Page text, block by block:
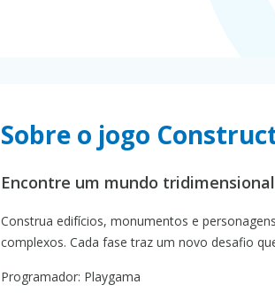
Sobre o jogo
Encontre um mundo
Construa edifícios, monumentos e
complexos. Cada fase traz um novo desafio
Programador: Playgama